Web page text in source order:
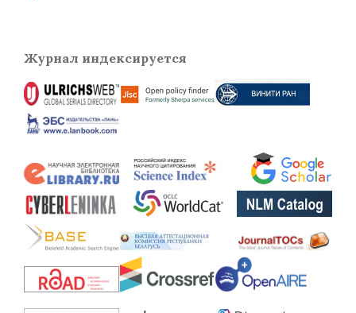
Журнал индексируется